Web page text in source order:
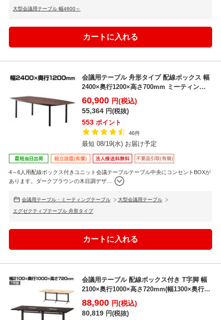
大型会議用テーブル 幅4600～
会議用テーブル 舟形タイプ 配線ボックス 幅
2400×奥行1200×高さ700mm ミーティング
テー...
60,900 円(税込)
55,364 円(税抜)
553 ポイント
46件
最短 08/19(水) お届け予定
4～6人用配線ボックス付きユニット会議テーブルテーブル中央にコンセントBOXが
あります。ダークブラウンの木目調デザ…
会議用テーブル・ミーティングテーブル 大型会議用テーブル
エグゼクティブテーブル 舟形タイプ
会議用テーブル 配線ボックス付き T字脚 幅
2100×奥行1000×高さ720mm(幅1300×奥行...
88,900 円(税込)
80,819 円(税抜)